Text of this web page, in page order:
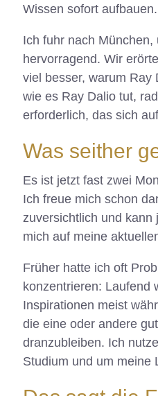
Wissen sofort aufbauen.
Ich fuhr nach
hervorragend. Wir
viel besser, warum Ray
wie es Ray Dalio tut,
erforderlich, das sich
Was seither
Es ist jetzt fast zwei
Ich freue mich schon
zuversichtlich und kann
mich auf meine
Früher hatte ich oft
konzentrieren: Laufend
Inspirationen meist
die eine oder andere
dranzubleiben. Ich
Studium und um meine